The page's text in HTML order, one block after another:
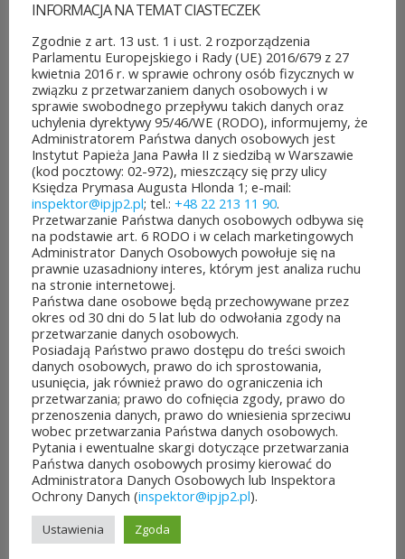
POZOSTAŁE AKTUALNOŚCI
ROZPOCZĘŁO SIĘ GŁOSOWANIE W BUDŻECIE
OBYWATELSKIM MAZOWSZA!
03 sierpnia&8b44p;2026
Można już głosować
na projekty zgłoszone do 7.
edycji Budżetu
Obywatelskiego Mazowsza.
To mieszkańcy zdecydują,
INFORMACJA NA TEMAT CIASTECZEK
Zgodnie z art. 13 ust. 1 i ust. 2 rozporządzenia
Parlamentu Europejskiego i Rady (UE) 2016/679 z 27
kwietnia 2016 r. w sprawie ochrony osób fizycznych w
związku z przetwarzaniem danych osobowych i w
sprawie swobodnego przepływu takich danych oraz
uchylenia dyrektywy 95/46/WE (RODO), informujemy, że
Administratorem Państwa danych osobowych jest
Instytut Papieża Jana Pawła II z siedzibą w Warszawie
(kod pocztowy: 02-972), mieszczący się przy ulicy
Księdza Prymasa Augusta Hlonda 1; e-mail:
inspektor@ipjp2.pl; tel.: +48 22 213 11 90.
Przetwarzanie Państwa danych osobowych odbywa się
na podstawie art. 6 RODO i w celach marketingowych
Administrator Danych Osobowych powołuje się na
prawnie uzasadniony interes, którym jest analiza ruchu
na stronie internetowej.
Państwa dane osobowe będą przechowywane przez
okres od 30 dni do 5 lat lub do odwołania zgody na
przetwarzanie danych osobowych.
Posiadają Państwo prawo dostępu do treści swoich
danych osobowych, prawo do ich sprostowania,
usunięcia, jak również prawo do ograniczenia ich
przetwarzania; prawo do cofnięcia zgody, prawo do
przenoszenia danych, prawo do wniesienia sprzeciwu
wobec przetwarzania Państwa danych osobowych.
Pytania i ewentualne skargi dotyczące przetwarzania
Państwa danych osobowych prosimy kierować do
Administratora Danych Osobowych lub Inspektora
Ochrony Danych (inspektor@ipjp2.pl).
Ustawienia Zgoda